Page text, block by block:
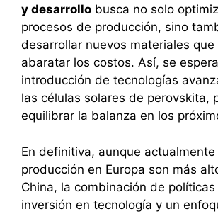
y desarrollo busca no solo
procesos de producción, sino
desarrollar nuevos materiales que
abaratar los costos. Así, se
introducción de tecnologías
las células solares de perovskita,
equilibrar la balanza en los
En definitiva, aunque
producción en Europa son más
China, la combinación de
inversión en tecnología y un